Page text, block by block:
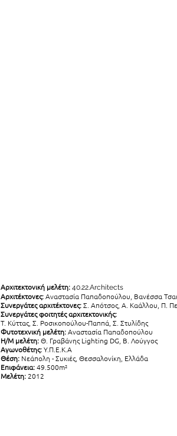
Αρχιτεκτονική μελέτη: 40.22.Architects
Αρχιτέκτονες:Αναστασία Παπαδοπούλου, Βανέσσα
Συνεργάτες αρχιτέκτονες:Σ. Απότσος, Α. Καάλλου, Π.
Συνεργάτες φοιτητές αρχιτεκτονικής:
Τ. Κύττας, Σ. Ροσικοπούλου-Παππά, Σ. Στυλίδης
Φυτοτεχνική μελέτη:Αναστασία Παπαδοπούλου
Η/Μ μελέτη:Θ. Γραβάνης Lighting DG, Β. Λούγγος
Αγωνοθέτης:Υ.Π.Ε.Κ.Α
Θέση: Νεάπολη - Συκιές, Θεσσαλονίκη, Ελλάδα
Επιφάνεια:49.500m²
Μελέτη: 2012